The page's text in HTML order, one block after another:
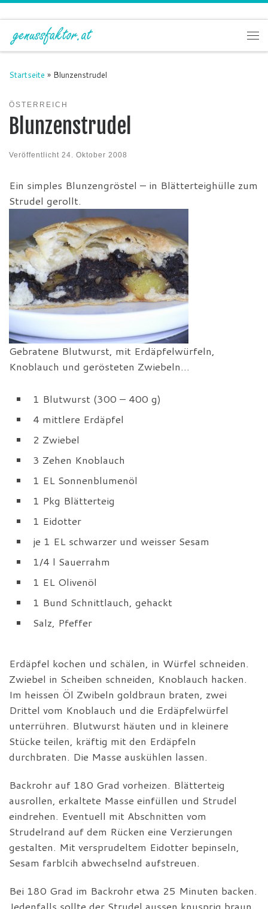
Zum Inhalt springen
Startseite » Blunzenstrudel
ÖSTERREICH
Blunzenstrudel
Veröffentlicht 24. Oktober 2008
Ein simples Blunzengröstel – in Blätterteighülle zum
Strudel gerollt.
Gebratene Blutwurst, mit Erdäpfelwürfeln,
Knoblauch und gerösteten Zwiebeln…
1 Blutwurst (300 – 400 g)
4 mittlere Erdäpfel
2 Zwiebel
3 Zehen Knoblauch
1 EL Sonnenblumenöl
1 Pkg Blätterteig
1 Eidotter
je 1 EL schwarzer und weisser Sesam
1/4 l Sauerrahm
1 EL Olivenöl
1 Bund Schnittlauch, gehackt
Salz, Pfeffer
Erdäpfel kochen und schälen, in Würfel schneiden.
Zwiebel in Scheiben schneiden, Knoblauch hacken.
Im heissen Öl Zwibeln goldbraun braten, zwei
Drittel vom Knoblauch und die Erdäpfelwürfel
unterrühren. Blutwurst häuten und in kleinere
Stücke teilen, kräftig mit den Erdäpfeln
durchbraten. Die Masse auskühlen lassen.
Backrohr auf 180 Grad vorheizen. Blätterteig
ausrollen, erkaltete Masse einfüllen und Strudel
eindrehen. Eventuell mit Abschnitten vom
Strudelrand auf dem Rücken eine Verzierungen
gestalten. Mit versprudeltem Eidotter bepinseln,
Sesam farblcih abwechselnd aufstreuen.
Bei 180 Grad im Backrohr etwa 25 Minuten backen.
Jedenfalls sollte der Strudel aussen knusprig braun